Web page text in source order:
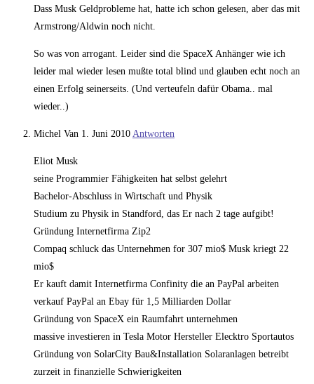
Dass Musk Geldprobleme hat, hatte ich schon gelesen, aber das mit
Armstrong/Aldwin noch nicht.
So was von arrogant. Leider sind die SpaceX Anhänger wie ich
leider mal wieder lesen mußte total blind und glauben echt noch an
einen Erfolg seinerseits. (Und verteufeln dafür Obama.. mal
wieder..)
Michel Van 1. Juni 2010 Antworten
Eliot Musk
seine Programmier Fähigkeiten hat selbst gelehrt
Bachelor-Abschluss in Wirtschaft und Physik
Studium zu Physik in Standford, das Er nach 2 tage aufgibt!
Gründung Internetfirma Zip2
Compaq schluck das Unternehmen for 307 mio$ Musk kriegt 22
mio$
Er kauft damit Internetfirma Confinity die an PayPal arbeiten
verkauf PayPal an Ebay für 1,5 Milliarden Dollar
Gründung von SpaceX ein Raumfahrt unternehmen
massive investieren in Tesla Motor Hersteller Elecktro Sportautos
Gründung von SolarCity Bau&Installation Solaranlagen betreibt
zurzeit in finanzielle Schwierigkeiten